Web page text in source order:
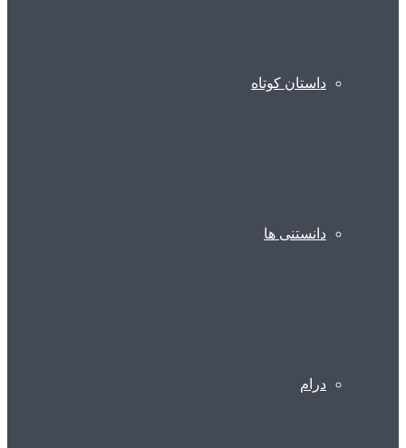
داستان کوتاه
دانستنی ها
درام